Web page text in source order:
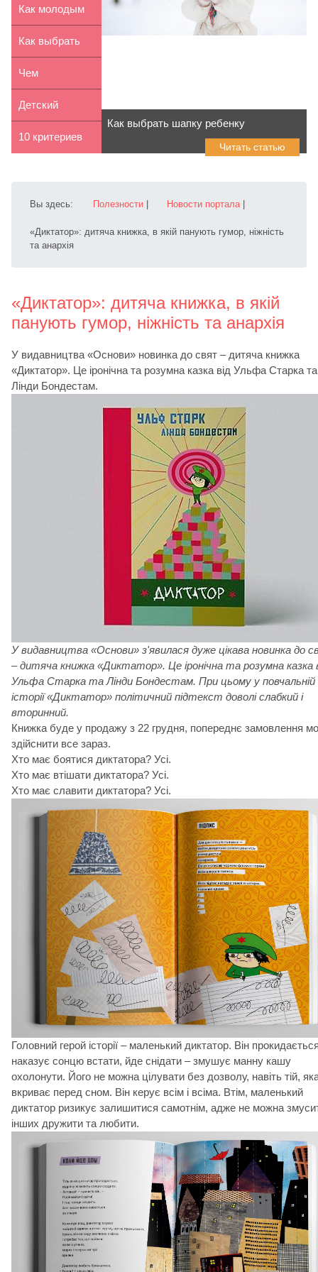
трансформер
детей
Как молодым
мамам
реагировать
н...
Как выбрать
детский
электромобиль
Чем
отличается
няня от
Детский
велосипед по
10 критериев
детской обуви
Как выбрать шапку ребенку
Читать статью
Вы здесь: Полезности Новости портала
«Диктатор»: дитяча книжка, в якій панують гумор, ніжність
та анархія
«Диктатор»: дитяча книжка, в якій
панують гумор, ніжність та анархія
У видавництва «Основи» новинка до свят – дитяча книжка
«Диктатор». Це іронічна та розумна казка від Ульфа Старка та
Лінди Бондестам.
У видавництва «Основи» з'явилася дуже цікава новинка до
– дитяча книжка «Диктатор». Це іронічна та розумна казка
Ульфа Старка та Лінди Бондестам. При цьому у повчальній
історії«Диктатор» політичний підтекст доволі слабкий і
вторинний.
Книжка буде у продажу з 22 грудня, попереднє замовлення
здійснити все зараз.
Хто має боятися диктатора? Усі.
Хто має втішати диктатора? Усі.
Хто має славити диктатора? Усі.
Головний герой історії – маленький диктатор. Він
наказує сонцю встати, йде снідати – змушує манну кашу
охолонути. Його не можна цілувати без дозволу, навіть тій,
вкриває перед сном. Він керує всім і всіма. Втім, маленький
диктатор ризикує залишитися самотнім, адже не можна
інших дружити та любити.